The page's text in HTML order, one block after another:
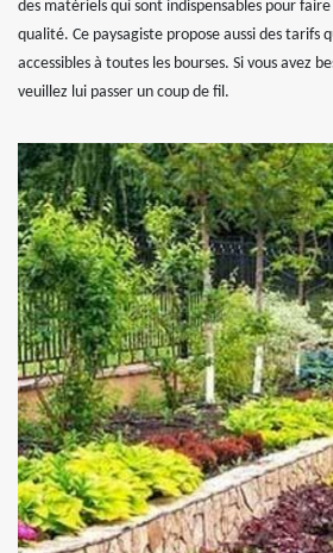
des matériels qui sont indispensables pour
qualité. Ce paysagiste propose aussi des tarifs
accessibles à toutes les bourses. Si vous avez
veuillez lui passer un coup de fil.